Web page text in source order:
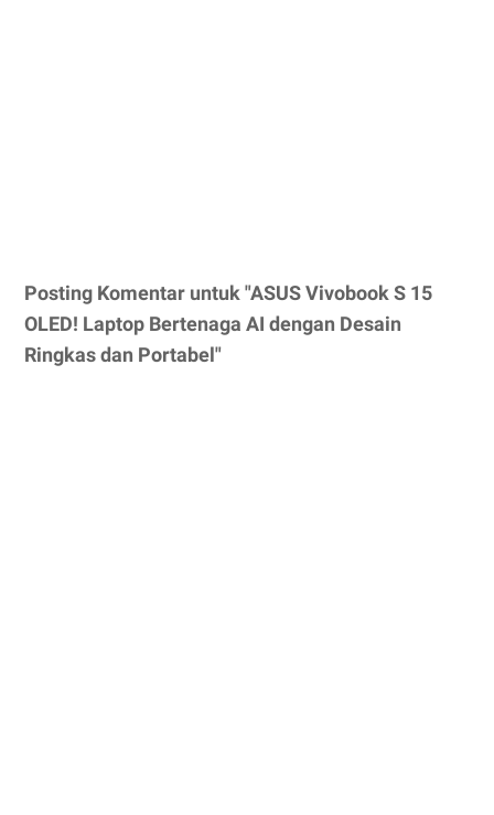
Posting Komentar untuk "ASUS Vivobook S 15
OLED! Laptop Bertenaga AI dengan Desain
Ringkas dan Portabel"